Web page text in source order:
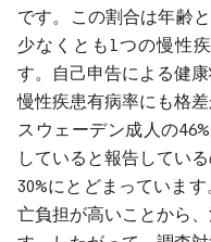
です。この割合は年齢
少なくとも1つの慢性
す。自己申告による健
慢性疾患有病率にも格
スウェーデン成人の
していると報告してい
30%にとどまっていま
亡負担が高いことから